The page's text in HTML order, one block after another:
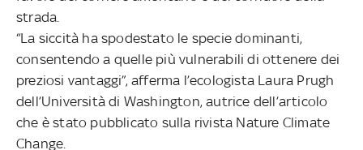
strada.
“La siccità ha spodestato le specie dominanti,
consentendo a quelle più vulnerabili di ottenere dei
preziosi vantaggi”, afferma l’ecologista Laura Prugh
dell’Università di Washington, autrice dell’articolo
che è stato pubblicato sulla rivista Nature Climate
Change.